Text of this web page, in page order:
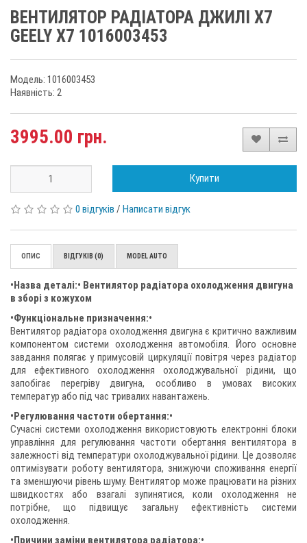
ВЕНТИЛЯТОР РАДІАТОРА ДЖИЛІ Х7
GEELY X7 1016003453
Модель: 1016003453
Наявність: 2
3995.00 грн.
Купити
0 відгуків / Написати відгук
ОПИС ВІДГУКІВ (0) MODEL AUTO
•Назва деталі:• Вентилятор радіатора охолодження двигуна
в зборі з кожухом
•Функціональне призначення:•
Вентилятор радіатора охолодження двигуна є критично важливим
компонентом системи охолодження автомобіля. Його основне
завдання полягає у примусовій циркуляції повітря через радіатор
для ефективного охолодження охолоджувальної рідини, що
запобігає перегріву двигуна, особливо в умовах високих
температур або під час тривалих навантажень.
•Регулювання частоти обертання:•
Сучасні системи охолодження використовують електронні блоки
управління для регулювання частоти обертання вентилятора в
залежності від температури охолоджувальної рідини. Це дозволяє
оптимізувати роботу вентилятора, знижуючи споживання енергії
та зменшуючи рівень шуму. Вентилятор може працювати на різних
швидкостях або взагалі зупинятися, коли охолодження не
потрібне, що підвищує загальну ефективність системи
охолодження.
•Причини заміни вентилятора радіатора:•